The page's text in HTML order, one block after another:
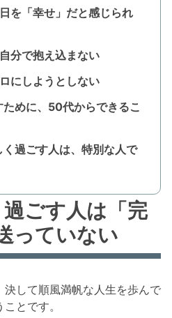
を「幸せ」だと感じられ
分で抱え込まない
にしようとしない
めに、50代からできるこ
く過ごす人は、特別な人で
ごす人は「完
っていない
して順風満帆な人生を歩んで
とです。